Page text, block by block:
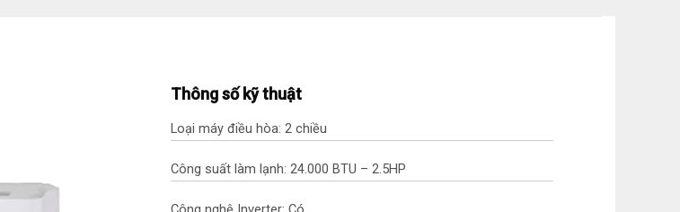
Thông số kỹ thuật
Loại máy điều hòa: 2 chiều
Công suất làm lạnh: 24.000 BTU – 2.5HP